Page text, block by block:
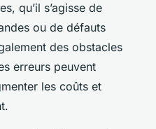
qu’il s’agisse de
ou de défauts
des obstacles
erreurs peuvent
les coûts et